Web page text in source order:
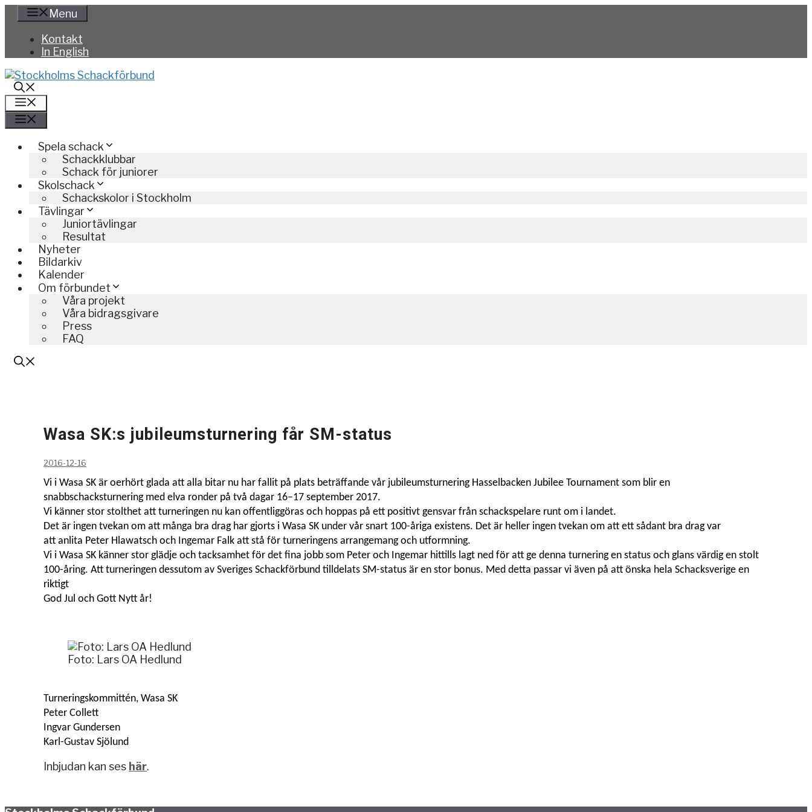
Hoppa
innehåll
Menu
Kontakt
In English
Spela schack
Schackklubbar
Schack för juniorer
Skolschack
Schackskolor i Stockholm
Tävlingar
Juniortävlingar
Resultat
Nyheter
Bildarkiv
Kalender
Om förbundet
Våra projekt
Våra bidragsgivare
Press
FAQ
Wasa SK:s jubileumsturnering får SM-status
2016-12-16
Vi i Wasa SK är oerhört glada att alla bitar nu har fallit på plats beträffande vår jubileumsturnering Hasselbacken Jubilee Tournament som blir en
snabbschacksturnering med elva ronder på två dagar 16–17 september 2017.
Vi känner stor stolthet att turneringen nu kan offentliggöras och hoppas på ett positivt gensvar från schackspelare runt om i landet.
Det är ingen tvekan om att många bra drag har gjorts i Wasa SK under vår snart 100-åriga existens. Det är heller ingen tvekan om att ett sådant bra drag var
att anlita Peter Hlawatsch och Ingemar Falk att stå för turneringens arrangemang och utformning.
Vi i Wasa SK känner stor glädje och tacksamhet för det fina jobb som Peter och Ingemar hittills lagt ned för att ge denna turnering en status och glans värdig en stolt
100-åring. Att turneringen dessutom av Sveriges Schackförbund tilldelats SM-status är en stor bonus. Med detta passar vi även på att önska hela Schacksverige en
riktigt
God Jul och Gott Nytt år!
Foto: Lars OA Hedlund
Turneringskommittén, Wasa SK
Peter Collett
Ingvar Gundersen
Karl-Gustav Sjölund
Inbjudan kan ses här.